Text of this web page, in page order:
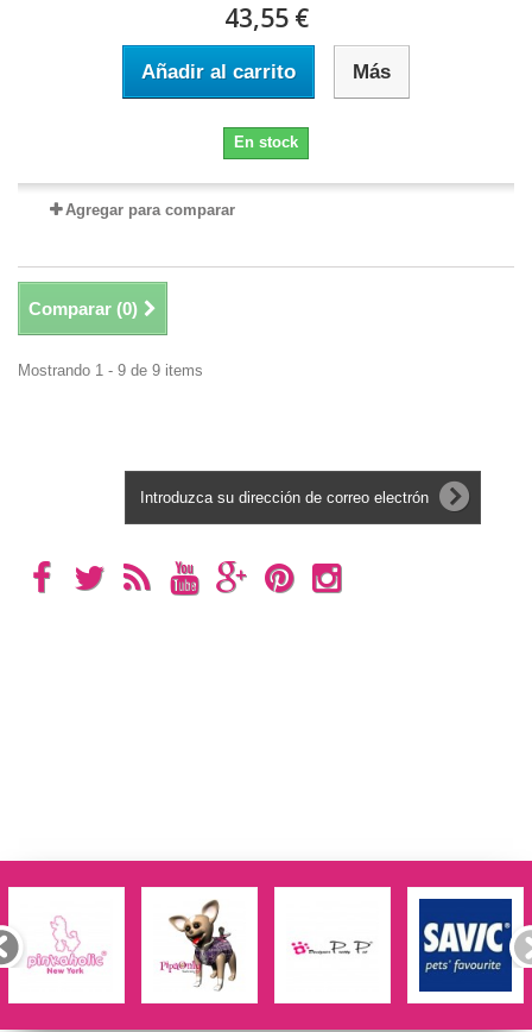
43,55 €
Añadir al carrito Más
En stock
Agregar para comparar
Comparar (0)
Mostrando 1 - 9 de 9 items